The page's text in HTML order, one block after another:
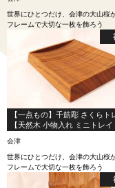
世界にひとつだけ、会津の大山桜
フレームで大切な一枚を飾ろう
【一点もの】千筋彫 さくらト
【天然木 小物入れ ミニトレイ
会津
世界にひとつだけ、会津の大山桜
フレームで大切な一枚を飾ろう